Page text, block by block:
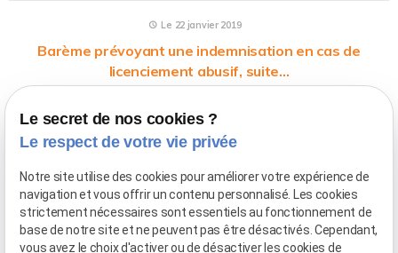
Le 22 janvier 2019
Barème prévoyant une indemnisation en cas de
licenciement abusif, suite...
d'appliquer le barème d'indemnisation du préjudice subi par
le salarié en cas de licenciement dépourvu de cause réelle et
sérieuse, le considérant non conforme au droit européen
Voir cette actualité
Le secret de nos cookies ?
Le respect de votre vie privée
Notre site utilise des cookies pour améliorer votre expérience de
navigation et vous offrir un contenu personnalisé. Les cookies
strictement nécessaires sont essentiels au fonctionnement de
base de notre site et ne peuvent pas être désactivés. Cependant,
vous avez le choix d'activer ou de désactiver les cookies de